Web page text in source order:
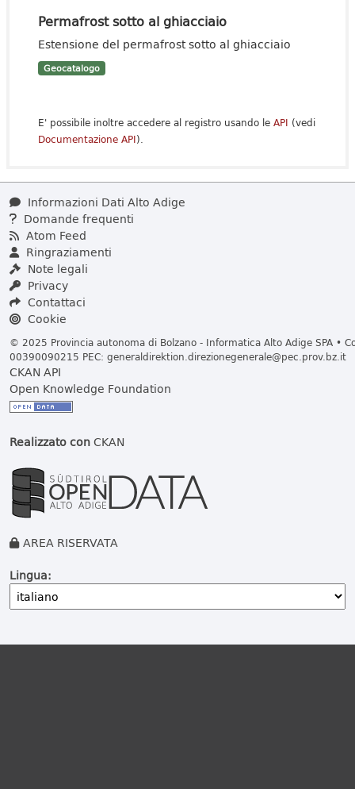
Permafrost sotto al ghiacciaio
Estensione del permafrost sotto al ghiacciaio
Geocatalogo
E' possibile inoltre accedere al registro usando le API (vedi
Documentazione API).
Informazioni Dati Alto Adige
Domande frequenti
Atom Feed
Ringraziamenti
Note legali
Privacy
Contattaci
Cookie
© 2025 Provincia autonoma di Bolzano - Informatica Alto Adige SPA •
00390090215 PEC: generaldirektion.direzionegenerale@pec.prov.bz.it
CKAN API
Open Knowledge Foundation
Realizzato conCKAN
AREA RISERVATA
Lingua